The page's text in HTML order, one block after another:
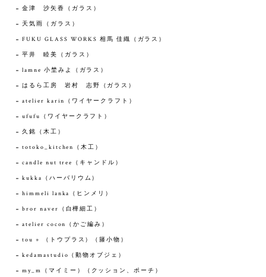
金津 沙矢香（ガラス）
天気雨（ガラス）
FUKU GLASS WORKS 相馬 佳織（ガラス）
平井 睦美（ガラス）
lamne 小埜みよ（ガラス）
はるら工房 岩村 志野（ガラス）
atelier karin（ワイヤークラフト）
ufufu（ワイヤークラフト）
久銘（木工）
totoko_kitchen（木工）
candle nut tree（キャンドル）
kukka（ハーバリウム）
himmeli lanka（ヒンメリ）
bror naver（白樺細工）
atelier cocon（かご編み）
tou + （トウプラス）（籐小物）
kedamastudio（動物オブジェ）
my_m（マイミー）（クッション、ポーチ）